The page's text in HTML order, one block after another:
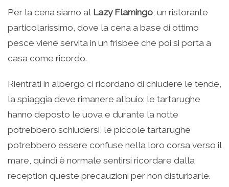
Per la cena siamo al Lazy Flamingo , un ristorante
particolarissimo, dove la cena a base di ottimo
pesce viene servita in un frisbee che poi si porta a
casa come ricordo.
Rientrati in albergo ci ricordano di chiudere le tende,
la spiaggia deve rimanere al buio: le tartarughe
hanno deposto le uova e durante la notte
potrebbero schiudersi, le piccole tartarughe
potrebbero essere confuse nella loro corsa verso il
mare, quindi è normale sentirsi ricordare dalla
reception queste precauzioni per non disturbarle.